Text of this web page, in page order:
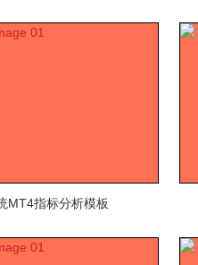
MT4指标分析模板